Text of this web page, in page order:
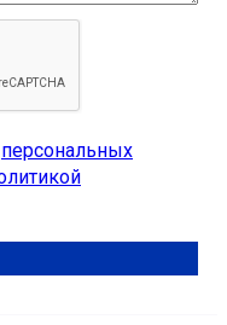
персональных